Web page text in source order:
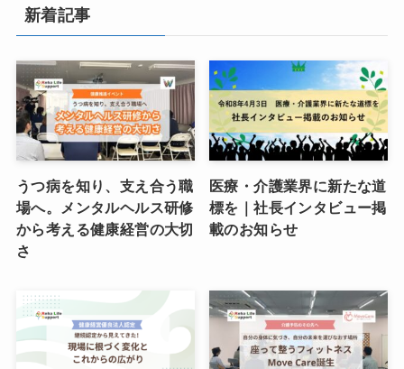
新着記事
うつ病を知り、支え合う職
場へ。メンタルヘルス研修
から考える健康経営の大切
さ
医療・介護業界に新たな道
標を｜社長インタビュー掲
載のお知らせ